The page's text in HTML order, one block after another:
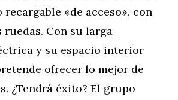
«de acceso», con
Con su larga
y su espacio interior
ofrecer lo mejor de
¿Tendrá éxito? El grupo